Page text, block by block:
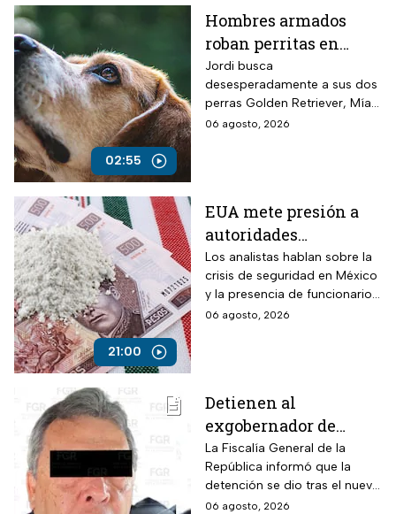
02:55
Hombres armados
roban perritas en
Veracruz
Jordi busca
desesperadamente a sus dos
perras Golden Retriever, Mía y
Camila, de seis años, robadas
06 agosto, 2026
21:00
EUA mete presión a
autoridades
mexicanas para
combatir al
narcotráfico y detener
a funcionarios
Los analistas hablan sobre la
crisis de seguridad en México
y la presencia de funcionarios
corruptos en el narcotráfico
06 agosto, 2026
Detienen al
exgobernador de
Guerrero, Ángel
Aguirre, por el Caso
Ayotzinapa
La Fiscalía General de la
República informó que la
detención se dio tras el nuevo
modelo de investigación
06 agosto, 2026